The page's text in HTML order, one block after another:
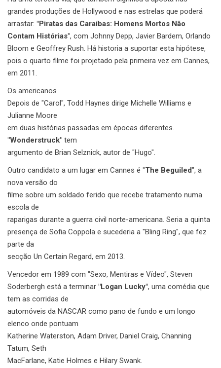
grandes produções de Hollywood e nas estrelas que poderá
arrastar: "Piratas das Caraíbas: Homens Mortos Não
Contam Histórias", com Johnny Depp, Javier Bardem, Orlando
Bloom e Geoffrey Rush. Há historia a suportar esta hipótese,
pois o quarto filme foi projetado pela primeira vez em Cannes,
em 2011.
Os americanos
Depois de "Carol", Todd Haynes dirige Michelle Williams e
Julianne Moore
em duas histórias passadas em épocas diferentes.
"Wonderstruck" tem
argumento de Brian Selznick, autor de "Hugo".
Outro candidato a um lugar em Cannes é "The Beguiled", a
nova versão do
filme sobre um soldado ferido que recebe tratamento numa
escola de
raparigas durante a guerra civil norte-americana. Seria a quinta
presença de Sofia Coppola e sucederia a "Bling Ring", que fez
parte da
secção Un Certain Regard, em 2013.
Vencedor em 1989 com "Sexo, Mentiras e Vídeo", Steven
Soderbergh está a terminar "Logan Lucky", uma comédia que
tem as corridas de
automóveis da NASCAR como pano de fundo e um longo
elenco onde pontuam
Katherine Waterston, Adam Driver, Daniel Craig, Channing
Tatum, Seth
MacFarlane, Katie Holmes e Hilary Swank.